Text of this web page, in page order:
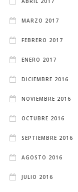
MARZO 2017
FEBRERO 2017
ENERO 2017
DICIEMBRE 2016
NOVIEMBRE 2016
OCTUBRE 2016
SEPTIEMBRE 2016
AGOSTO 2016
JULIO 2016